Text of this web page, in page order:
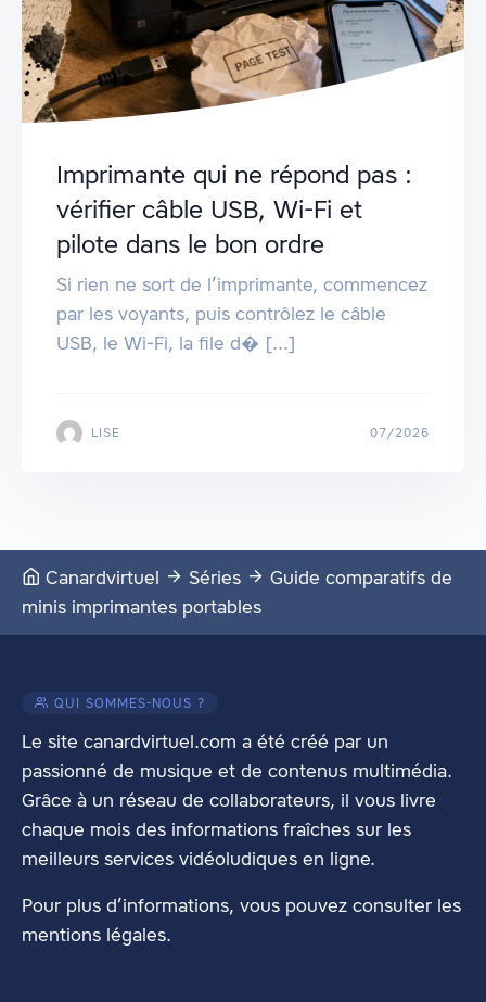
Imprimante qui ne répond pas :
vérifier câble USB, Wi-Fi et
pilote dans le bon ordre
Si rien ne sort de l’imprimante, commencez
par les voyants, puis contrôlez le câble
USB, le Wi‑Fi, la file d� [...]
LISE 07/2026
Canardvirtuel Séries
Guide comparatifs de
minis imprimantes portables
QUI SOMMES-NOUS ?
Le site canardvirtuel.com a été créé par un
passionné de musique et de contenus multimédia.
Grâce à un réseau de collaborateurs, il vous livre
chaque mois des informations fraîches sur les
meilleurs services vidéoludiques en ligne.
Pour plus d’informations, vous pouvez consulter les
mentions légales.